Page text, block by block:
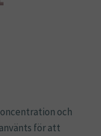
och
för att